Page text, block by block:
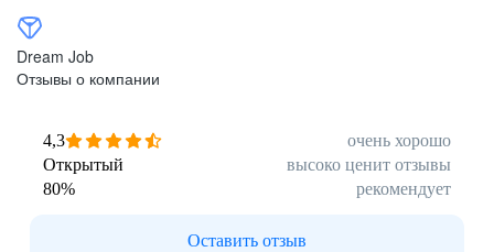
Dream Job
Отзывы о компании
4,3
очень хорошо
Открытый
высоко ценит отзывы
80% рекомендует
Оставить отзыв